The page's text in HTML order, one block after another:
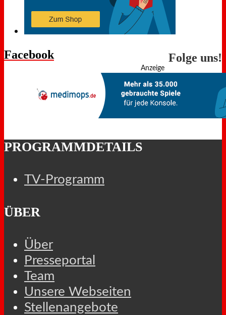
Facebook Folge uns!
Anzeige
PROGRAMMDETAILS
TV-Programm
ÜBER
Über
Presseportal
Team
Unsere Webseiten
Stellenangebote